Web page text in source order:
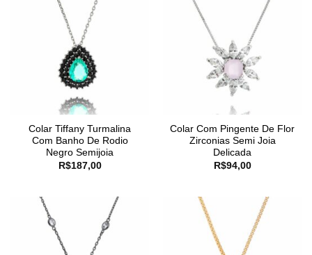
Colar Tiffany Turmalina
Com Banho De Rodio
Negro Semijoia
R$187,00
Colar Com Pingente De Flor
Zirconias Semi Joia
Delicada
R$94,00